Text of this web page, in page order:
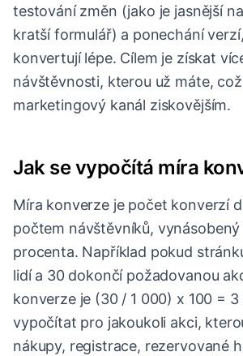
testování změn (jako je jasnější
kratší formulář) a ponechání
konvertují lépe. Cílem je získat
návštěvnosti, kterou už máte,
marketingový kanál ziskovějším.
Jak se vypočítá míra
Míra konverze je počet konverzí
počtem návštěvníků,
procenta. Například pokud
lidí a 30 dokončí požadovanou
konverze je (30 / 1 000) x 100 = 3
vypočítat pro jakoukoli akci,
nákupy, registrace, rezervované